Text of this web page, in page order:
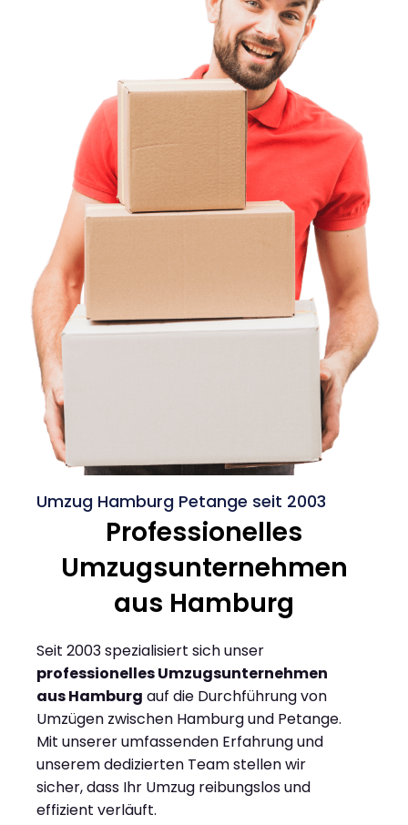
Umzug Hamburg Petange seit 2003
Professionelles
Umzugsunternehmen
aus Hamburg
Seit 2003 spezialisiert sich unser
professionelles Umzugsunternehmen
aus Hamburg auf die Durchführung von
Umzügen zwischen Hamburg und Petange.
Mit unserer umfassenden Erfahrung und
unserem dedizierten Team stellen wir
sicher, dass Ihr Umzug reibungslos und
effizient verläuft.